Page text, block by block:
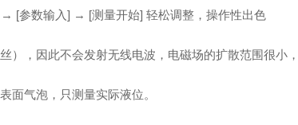
[参数输入] → [测量开始] 轻松调整，操作性出色
），因此不会发射无线电波，电磁场的扩散范围很小
面气泡，只测量实际液位。